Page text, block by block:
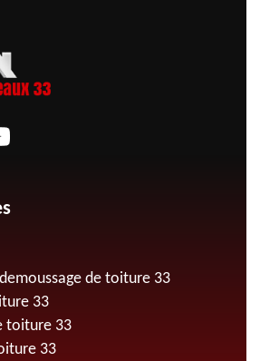
de toiture 33
33
toiture 33
33